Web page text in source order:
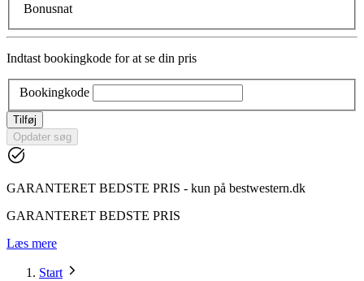
Bonusnat
Indtast bookingkode for at se din pris
Bookingkode
Tilføj
Opdater søg
GARANTERET BEDSTE PRIS - kun på bestwestern.dk
GARANTERET BEDSTE PRIS
Læs mere
Start